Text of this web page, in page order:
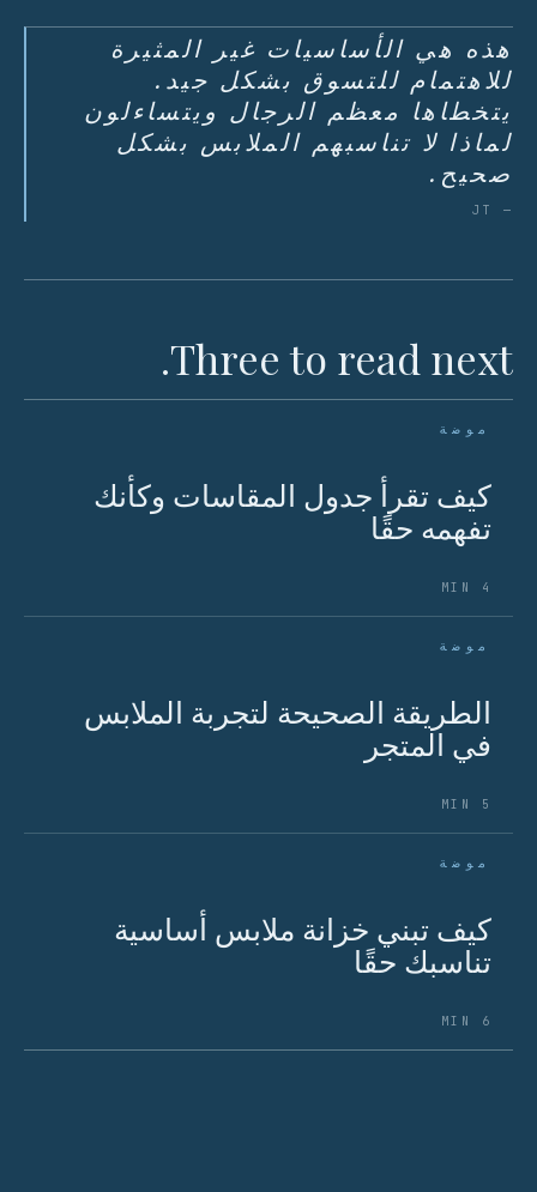
هذه هي الأساسيات غير المثيرة
للاهتمام للتسوق بشكل جيد.
يتخطاها معظم الرجال ويتساءلون
لماذا لا تناسبهم الملابس بشكل
صحيح.
— JT
Three to read next.
موضة
كيف تقرأ جدول المقاسات وكأنك
تفهمه حقًا
4 MIN
موضة
الطريقة الصحيحة لتجربة الملابس
في المتجر
5 MIN
موضة
كيف تبني خزانة ملابس أساسية
تناسبك حقًا
6 MIN